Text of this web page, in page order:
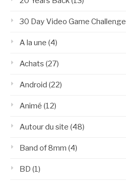
30 Day Video Game Challenge
A la une (4)
Achats (27)
Android (22)
Animé (12)
Autour du site (48)
Band of 8mm (4)
BD (1)